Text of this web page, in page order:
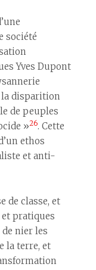
société
Yves Dupont
disparition
de peuples
»26. Cette
ethos
et anti-
de classe, et
pratiques
de nier les
la terre, et